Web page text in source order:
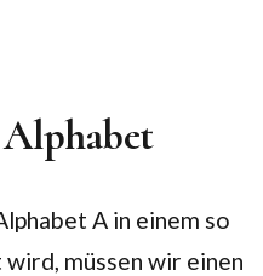
A in einem so
müssen wir einen